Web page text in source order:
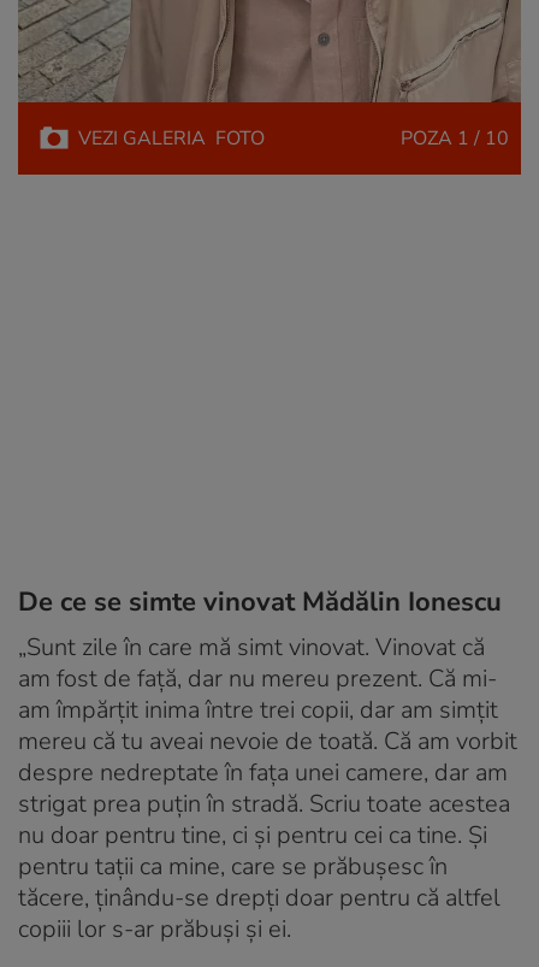
VEZI GALERIA FOTO POZA 1 / 10
De ce se simte vinovat Mădălin Ionescu
„Sunt zile în care mă simt vinovat. Vinovat că
am fost de față, dar nu mereu prezent. Că mi-
am împărțit inima între trei copii, dar am simțit
mereu că tu aveai nevoie de toată. Că am vorbit
despre nedreptate în fața unei camere, dar am
strigat prea puțin în stradă. Scriu toate acestea
nu doar pentru tine, ci și pentru cei ca tine. Și
pentru tații ca mine, care se prăbușesc în
tăcere, ținându-se drepți doar pentru că altfel
copiii lor s-ar prăbuși și ei.